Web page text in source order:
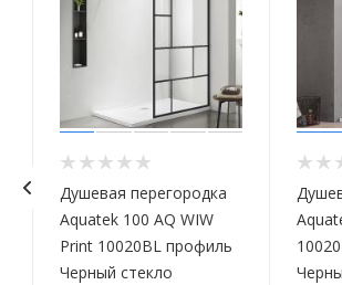
Душевая перегородка
Aquatek 100 AQ WIW
Print 10020BL профиль
Черный стекло